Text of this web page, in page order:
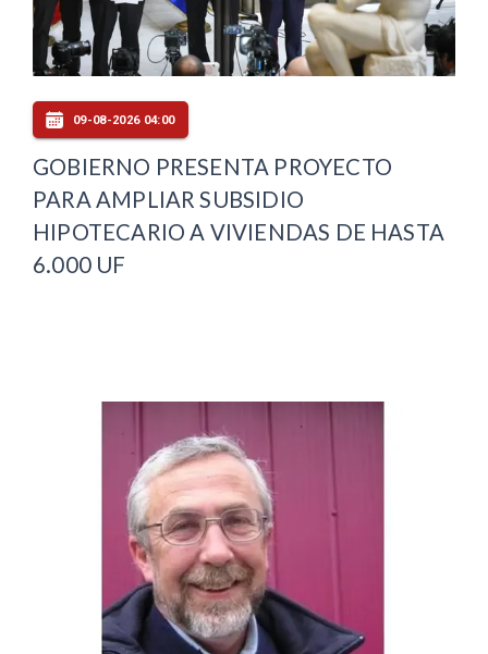
09-08-2026 04:00
GOBIERNO PRESENTA PROYECTO
PARA AMPLIAR SUBSIDIO
HIPOTECARIO A VIVIENDAS DE HASTA
6.000 UF